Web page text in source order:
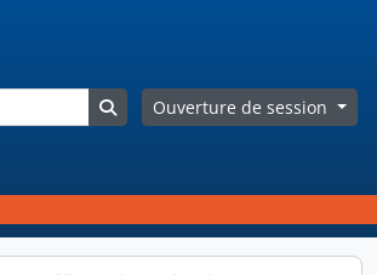
Search in browse page
Ouverture de session